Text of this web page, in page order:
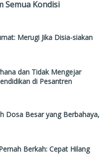
Semua Kondisi
Merugi Jika Disia-siakan
dan Tidak Mengejar
di Pesantren
Dosa Besar yang Berbahaya,
Berkah: Cepat Hilang